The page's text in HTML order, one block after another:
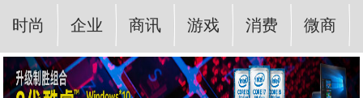
时尚 企业 商讯 游戏 消费 微商